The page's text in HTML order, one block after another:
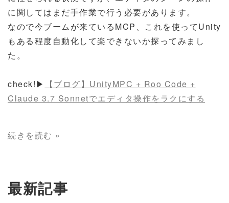
に関してはまだ手作業で行う必要があります。
なので今ブームが来ているMCP、これを使ってUnity
もある程度自動化して楽できないか探ってみまし
た。
check!▶
【ブログ】UnityMPC + Roo Code +
Claude 3.7 Sonnetでエディタ操作をラクにする
続きを読む »
最新記事